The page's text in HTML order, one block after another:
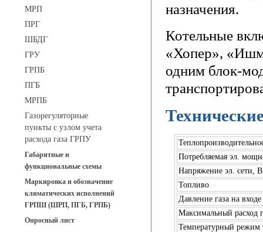
МРП
ПРГ
ШБДГ
ГРУ
ГРПБ
ПГБ
МРПБ
Газорегуляторные
пункты с узлом учета
расхода газа ГРПУ
Габаритные и
функциональные схемы
Маркировка и обозначение
климатических исполнений
ГРПШ (ШРП, ПГБ, ГРПБ)
Опросный лист
назначения.
Котельные
«Хопер»,
одним блок-
Потребляемая эл.
Напряжение эл. сети, В
Топливо
Давление газа на
Максимальный расход
Температурный режим